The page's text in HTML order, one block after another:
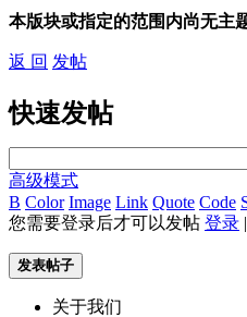
本版块或指定的范围内尚无主
返 回 发帖
快速发帖
高级模式
B Color Image Link Quote Code
您需要登录后才可以发帖 登录 |
发表帖子
关于我们